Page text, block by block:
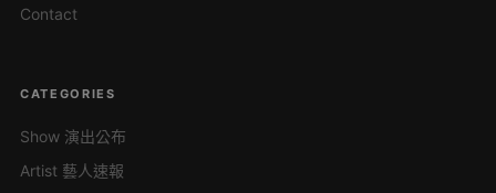
Contact
CATEGORIES
Show 演出公布
Artist 藝人速報